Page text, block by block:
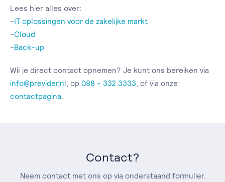
Lees hier alles over:
-IT oplossingen voor de zakelijke markt
-Cloud
-Back-up
Wil je direct contact opnemen? Je kunt ons bereiken via
info@previder.nl , op 088 - 332 3333 , of via onze
contactpagina
Contact?
Neem contact met ons op via onderstaand formulier.